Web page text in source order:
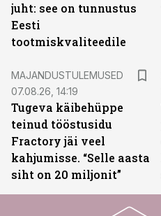
juht: see on tunnustus
Eesti
tootmiskvaliteedile
MAJANDUSTULEMUSED
07.08.26, 14:19
Tugeva käibehüppe
teinud tööstusidu
Fractory jäi veel
kahjumisse. “Selle aasta
siht on 20 miljonit”